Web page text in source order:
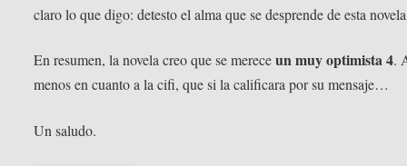
claro lo que digo: detesto el alma que se desprende de esta
En resumen, la novela creo que se mereceun muy optimista 4.
menos en cuanto a la cifi, que si la calificara por su mensaje…
Un saludo.